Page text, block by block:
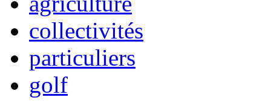
collectivités
particuliers
golf